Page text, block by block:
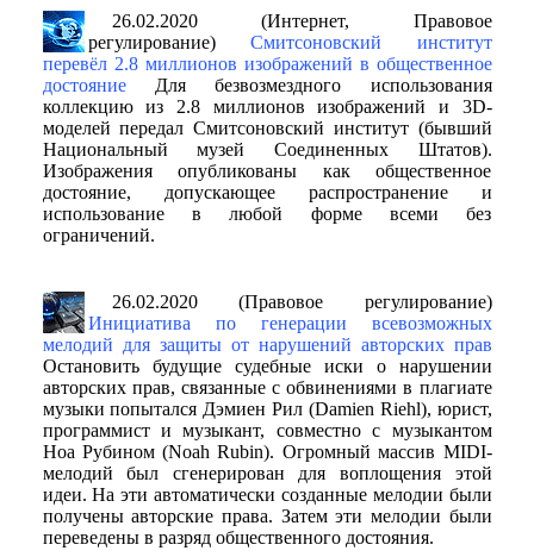
26.02.2020 (Интернет, Правовое
регулирование) Смитсоновский институт
перевёл 2.8 миллионов изображений в общественное
достояниеДля безвозмездного использования
коллекцию из 2.8 миллионов изображений и 3D-
моделей передал Смитсоновский институт (бывший
Национальный музей Соединенных Штатов).
Изображения опубликованы как общественное
достояние, допускающее распространение и
использование в любой форме всеми без
ограничений.
26.02.2020 (Правовое регулирование)
Инициатива по генерации всевозможных
мелодий для защиты от нарушений авторских прав
Остановить будущие судебные иски о нарушении
авторских прав, связанные с обвинениями в плагиате
музыки попытался Дэмиен Рил (Damien Riehl), юрист,
программист и музыкант, совместно с музыкантом
Ноа Рубином (Noah Rubin). Огромный массив MIDI-
мелодий был сгенерирован для воплощения этой
идеи. На эти автоматически созданные мелодии были
получены авторские права. Затем эти мелодии были
переведены в разряд общественного достояния.